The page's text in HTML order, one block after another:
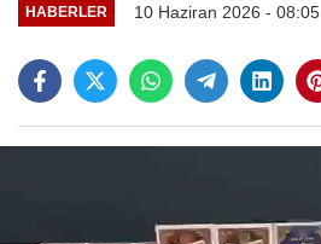
HABERLER 10 Haziran 2026 - 08:05